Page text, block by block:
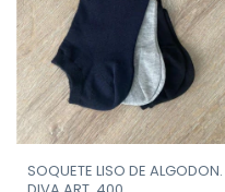
SOQUETE LISO DE ALGODON.